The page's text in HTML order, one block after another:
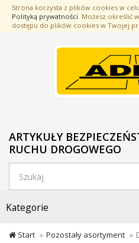
Przejdź
treści
Strona korzysta z plików cookies w
Polityką prywatności. Możesz określić
dostępu do plików cookies w Twojej
ARTYKUŁY
RUCHU DROGOWEGO
Kategorie
Start Pozostały asortyment